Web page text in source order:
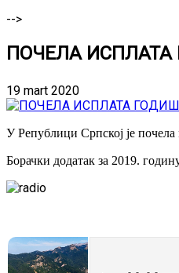
-->
ПОЧЕЛА
19 mart 2020
У Републици Српској је
Борачки додатак за 2019.